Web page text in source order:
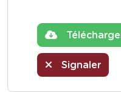
Signaler